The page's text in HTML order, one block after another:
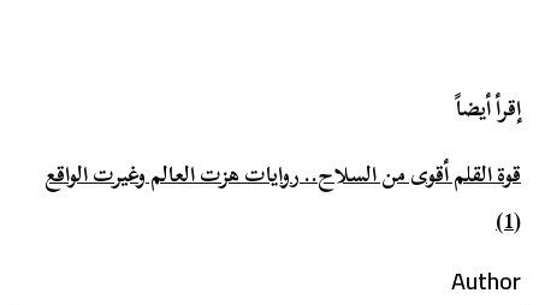
إقرأ أيضاً
قوة القلم أقوى من السلاح.. روايات هزت العالم وغيرت الواقع
(1)
Author